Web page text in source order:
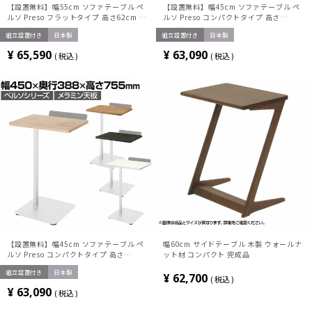
【設置無料】幅55cm ソファテーブル ペ
ルソ Preso フラットタイプ 高さ62cm ホ
ワイト脚 1人用テーブル メラミン天板 パ
ーソナルテーブル ソロワーク LT-
組立設置付き 日本製
¥ 65,590 税込
【設置無料】幅45cm ソファテーブル ペ
ルソ Preso コンパクトタイプ 高さ
75.5cm ブラック脚 1人用テーブル サブ
テーブル トレー付き メラミン天板 パーソ
450SHE6AMBK コクヨ
組立設置付き 日本製
¥ 63,090 税込
【設置無料】幅45cm ソファテーブル ペ
ルソ Preso コンパクトタイプ 高さ
75.5cm ホワイト脚 1人用テーブル サブ
テーブル トレー付き メラミン天板 パーソ
450SHSAAMWH コクヨ
組立設置付き 日本製
¥ 63,090 税込
幅60cm サイドテーブル 木製 ウォールナ
ット材 コンパクト 完成品
¥ 62,700 税込